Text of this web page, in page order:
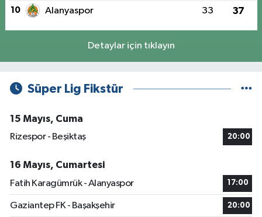
10 Alanyaspor 33 37
Detaylar için tıklayın
Süper Lig Fikstür
15 Mayıs, Cuma
Rizespor - Beşiktaş
20:00
16 Mayıs, Cumartesi
Fatih Karagümrük - Alanyaspor
17:00
Gaziantep FK - Başakşehir 20:00